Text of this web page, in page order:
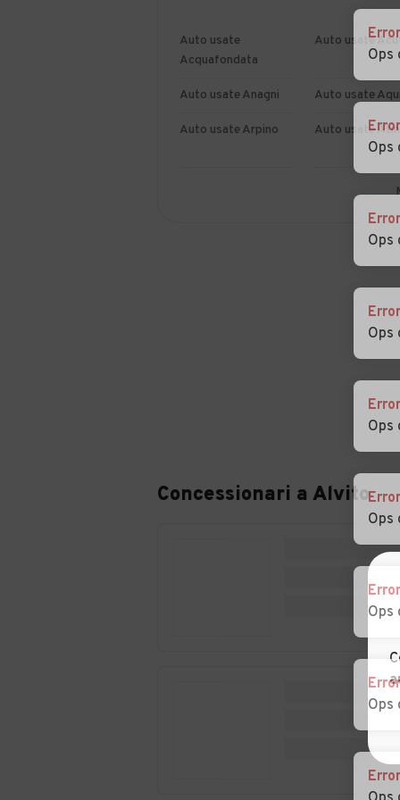
Auto usate
Acquafondata
Auto usate
Auto usate Anagni Auto usate
Auto usate Arpino Auto usate
Auto usate
Auto usate
Castrocielo
Auto usate
Auto usate
Auto usate
Auto usate
San Giovanni
Campano
Auto usate
Piedimonte San
Concessionari a Alvito
Error
Ops
Error
Ops
Error
Ops
Error
Ops
Error
Ops
Error
Ops
Error
Ops
Error
Ops
Error